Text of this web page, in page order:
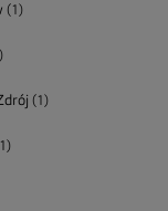
(1)
(1)